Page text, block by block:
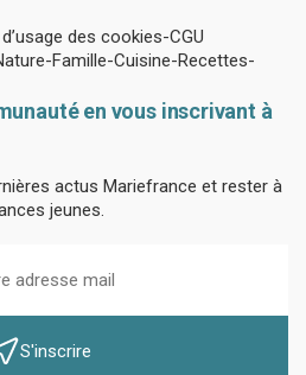
des cookies CGU
Famille Cuisine Recettes
en vous inscrivant à
actus Mariefrance et rester à
jeunes.
S'inscrire